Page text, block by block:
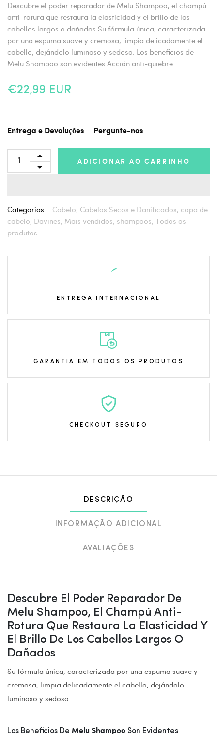
Descubre el poder reparador de Melu Shampoo, el champú
anti-rotura que restaura la elasticidad y el brillo de los
cabellos largos o dañados Su fórmula única, caracterizada
por una espuma suave y cremosa, limpia delicadamente el
cabello, dejándolo luminoso y sedoso. Los beneficios de
Melu Shampoo son evidentes Acción anti-quiebre...
€22,99 EUR
Entrega e Devoluções Pergunte-nos
ADICIONAR AO CARRINHO
Categorias : Cabelo, Cabelos Secos e Danificados, capa de
cabelo, Davines, Mais vendidos, shampoos, Todos os
produtos
ENTREGA INTERNACIONAL
GARANTIA EM TODOS OS PRODUTOS
CHECKOUT SEGURO
DESCRIÇÃO
INFORMAÇÃO ADICIONAL
AVALIAÇÕES
Descubre El Poder Reparador De
Melu Shampoo, El Champú Anti-
Rotura Que Restaura La Elasticidad Y
El Brillo De Los Cabellos Largos O
Dañados
Su fórmula única, caracterizada por una espuma suave y
cremosa, limpia delicadamente el cabello, dejándolo
luminoso y sedoso.
Los Beneficios De Melu Shampoo Son Evidentes